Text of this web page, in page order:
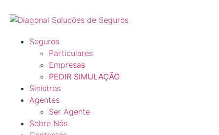
Seguros
Particulares
Empresas
PEDIR SIMULAÇÃO
Sinistros
Agentes
Ser Agente
Sobre Nós